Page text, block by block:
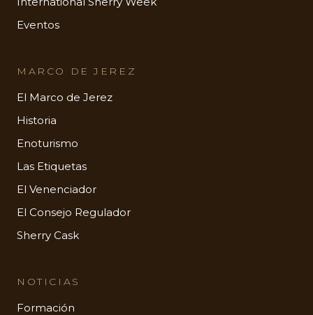
Eventos
MARCO DE JEREZ
El Marco de Jerez
Historia
Enoturismo
Las Etiquetas
El Venenciador
El Consejo Regulador
Sherry Cask
NOTICIAS
Formación